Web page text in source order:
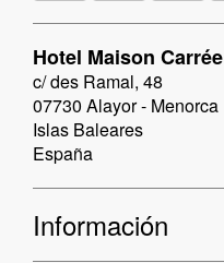
Hotel Maison Carrée
c/ des Ramal, 48
07730 Alayor - Menorca
Islas Baleares
España
Información